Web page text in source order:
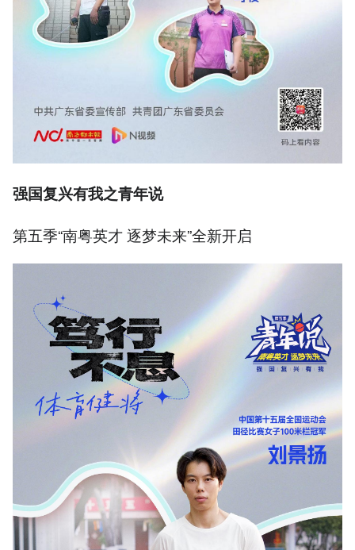
强国复兴有我之青年说
第五季“南粤英才 逐梦未来”全新开启